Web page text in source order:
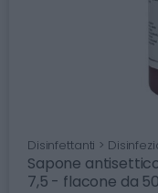
Disinfettanti >
Sapone antisettico
7,5 - flacone da